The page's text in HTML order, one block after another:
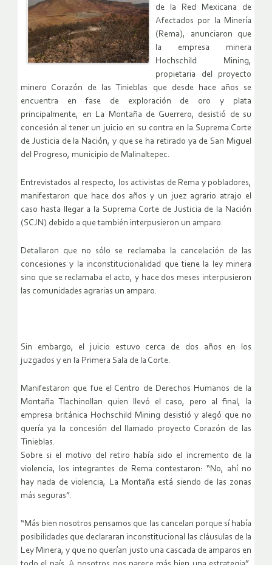
de la Red Mexicana de
Afectados por la Minería
(Rema), anunciaron que
la empresa minera
Hochschild Mining,
propietaria del proyecto
minero Corazón de las Tinieblas que desde hace años se
encuentra en fase de exploración de oro y plata
principalmente, en La Montaña de Guerrero, desistió de su
concesión al tener un juicio en su contra en la Suprema Corte
de Justicia de la Nación, y que se ha retirado ya de San Miguel
del Progreso, municipio de Malinaltepec.
Entrevistados al respecto, los activistas de Rema y pobladores,
manifestaron que hace dos años y un juez agrario atrajo el
caso hasta llegar a la Suprema Corte de Justicia de la Nación
(SCJN) debido a que también interpusieron un amparo.
Detallaron que no sólo se reclamaba la cancelación de las
concesiones y la inconstitucionalidad que tiene la ley minera
sino que se reclamaba el acto, y hace dos meses interpusieron
las comunidades agrarias un amparo.
Sin embargo, el juicio estuvo cerca de dos años en los
juzgados y en la Primera Sala de la Corte.
Manifestaron que fue el Centro de Derechos Humanos de la
Montaña Tlachinollan quien llevó el caso, pero al final, la
empresa británica Hochschild Mining desistió y alegó que no
quería ya la concesión del llamado proyecto Corazón de las
Tinieblas.
Sobre si el motivo del retiro había sido el incremento de la
violencia, los integrantes de Rema contestaron: “No, ahí no
hay nada de violencia, La Montaña está siendo de las zonas
más seguras”.
“Más bien nosotros pensamos que las cancelan porque sí había
posibilidades que declararan inconstitucional las cláusulas de la
Ley Minera, y que no querían justo una cascada de amparos en